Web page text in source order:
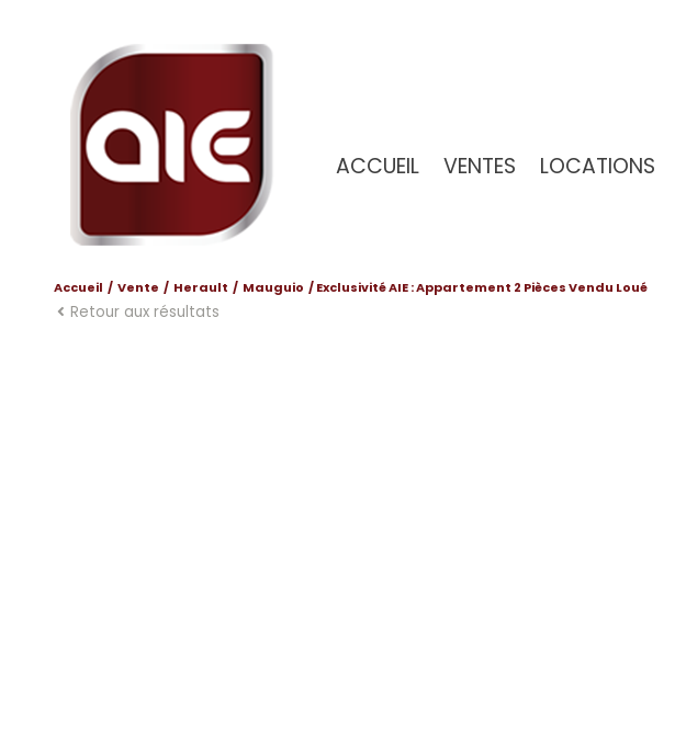
ACCUEIL VENTES
APPARTEMENTS
LOCATIONS
Accueil Vente Herault Mauguio Exclusivité AIE : Appartement 2 Pièces Vendu Loué
Retour aux résultats